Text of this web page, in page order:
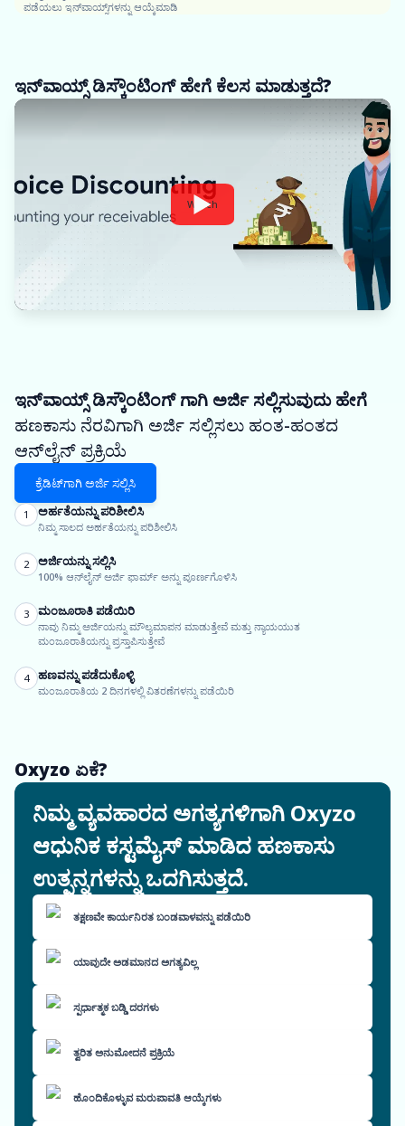
ಪಡೆಯಲು ಇನ್‌ವಾಯ್ಸ್‌ಗಳನ್ನು ಆಯ್ಕೆಮಾಡಿ
ಇನ್‌ವಾಯ್ಸ್ ಡಿಸ್ಕೌಂಟಿಂಗ್ ಹೇಗೆ ಕೆಲಸ ಮಾಡುತ್ತದೆ?
Watch
ಇನ್‌ವಾಯ್ಸ್ ಡಿಸ್ಕೌಂಟಿಂಗ್ ಗಾಗಿ ಅರ್ಜಿ ಸಲ್ಲಿಸುವುದು ಹೇಗೆ
ಹಣಕಾಸು ನೆರವಿಗಾಗಿ ಅರ್ಜಿ ಸಲ್ಲಿಸಲು ಹಂತ-ಹಂತದ
ಆನ್‌ಲೈನ್ ಪ್ರಕ್ರಿಯೆ
ಕ್ರೆಡಿಟ್‌ಗಾಗಿ ಅರ್ಜಿ ಸಲ್ಲಿಸಿ
1 ಅರ್ಹತೆಯನ್ನು ಪರಿಶೀಲಿಸಿ
ನಿಮ್ಮ ಸಾಲದ ಅರ್ಹತೆಯನ್ನು ಪರಿಶೀಲಿಸಿ
2 ಅರ್ಜಿಯನ್ನು ಸಲ್ಲಿಸಿ
100% ಆನ್‌ಲೈನ್ ಅರ್ಜಿ ಫಾರ್ಮ್ ಅನ್ನು ಪೂರ್ಣಗೊಳಿಸಿ
3 ಮಂಜೂರಾತಿ ಪಡೆಯಿರಿ
ನಾವು ನಿಮ್ಮ ಅರ್ಜಿಯನ್ನು ಮೌಲ್ಯಮಾಪನ ಮಾಡುತ್ತೇವೆ ಮತ್ತು ನ್ಯಾಯಯುತ
ಮಂಜೂರಾತಿಯನ್ನು ಪ್ರಸ್ತಾಪಿಸುತ್ತೇವೆ
4 ಹಣವನ್ನು ಪಡೆದುಕೊಳ್ಳಿ
ಮಂಜೂರಾತಿಯ 2 ದಿನಗಳಲ್ಲಿ ವಿತರಣೆಗಳನ್ನು ಪಡೆಯಿರಿ
Oxyzo ಏಕೆ?
ನಿಮ್ಮ ವ್ಯವಹಾರದ ಅಗತ್ಯಗಳಿಗಾಗಿ Oxyzo
ಆಧುನಿಕ ಕಸ್ಟಮೈಸ್ ಮಾಡಿದ ಹಣಕಾಸು
ಉತ್ಪನ್ನಗಳನ್ನು ಒದಗಿಸುತ್ತದೆ.
ತಕ್ಷಣವೇ ಕಾರ್ಯನಿರತ ಬಂಡವಾಳವನ್ನು ಪಡೆಯಿರಿ
ಯಾವುದೇ ಅಡಮಾನದ ಅಗತ್ಯವಿಲ್ಲ
ಸ್ಪರ್ಧಾತ್ಮಕ ಬಡ್ಡಿ ದರಗಳು
ತ್ವರಿತ ಅನುಮೋದನೆ ಪ್ರಕ್ರಿಯೆ
ಹೊಂದಿಕೊಳ್ಳುವ ಮರುಪಾವತಿ ಆಯ್ಕೆಗಳು